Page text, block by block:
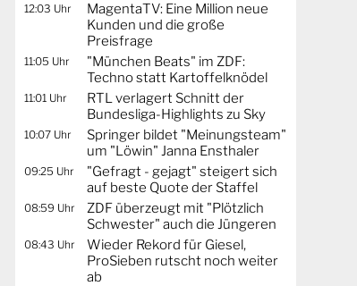
12:03 Uhr
MagentaTV: Eine Million neue
Kunden und die große
Preisfrage
11:05 Uhr
"München Beats" im ZDF:
Techno statt Kartoffelknödel
11:01 Uhr
RTL verlagert Schnitt der
Bundesliga-Highlights zu Sky
10:07 Uhr
Springer bildet "Meinungsteam"
um "Löwin" Janna Ensthaler
09:25 Uhr
"Gefragt - gejagt" steigert sich
auf beste Quote der Staffel
08:59 Uhr
ZDF überzeugt mit "Plötzlich
Schwester" auch die Jüngeren
08:43 Uhr
Wieder Rekord für Giesel,
ProSieben rutscht noch weiter
ab